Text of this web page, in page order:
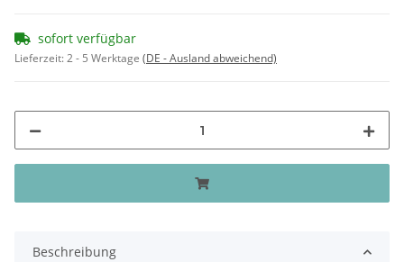
sofort verfügbar
Lieferzeit:2 - 5 Werktage (DE - Ausland abweichend)
Beschreibung